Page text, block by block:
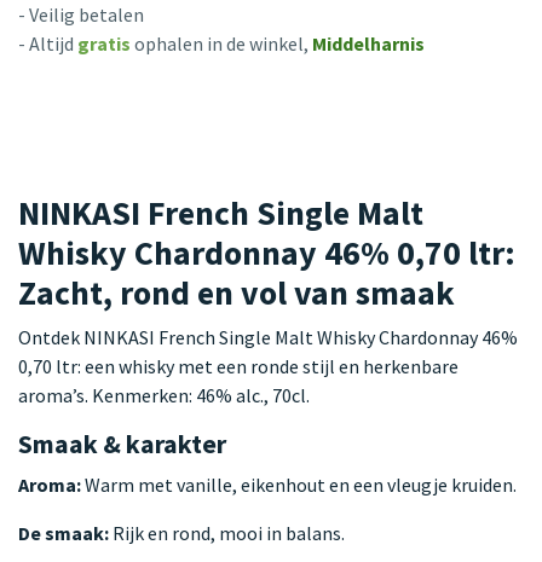
- Veilig betalen
- Altijd gratis ophalen in de winkel, Middelharnis
NINKASI French Single Malt
Whisky Chardonnay 46% 0,70 ltr:
Zacht, rond en vol van smaak
Ontdek NINKASI French Single Malt Whisky Chardonnay 46%
0,70 ltr: een whisky met een ronde stijl en herkenbare
aroma’s. Kenmerken: 46% alc., 70cl.
Smaak & karakter
Aroma:Warm met vanille, eikenhout en een vleugje kruiden.
De smaak: Rijk en rond, mooi in balans.